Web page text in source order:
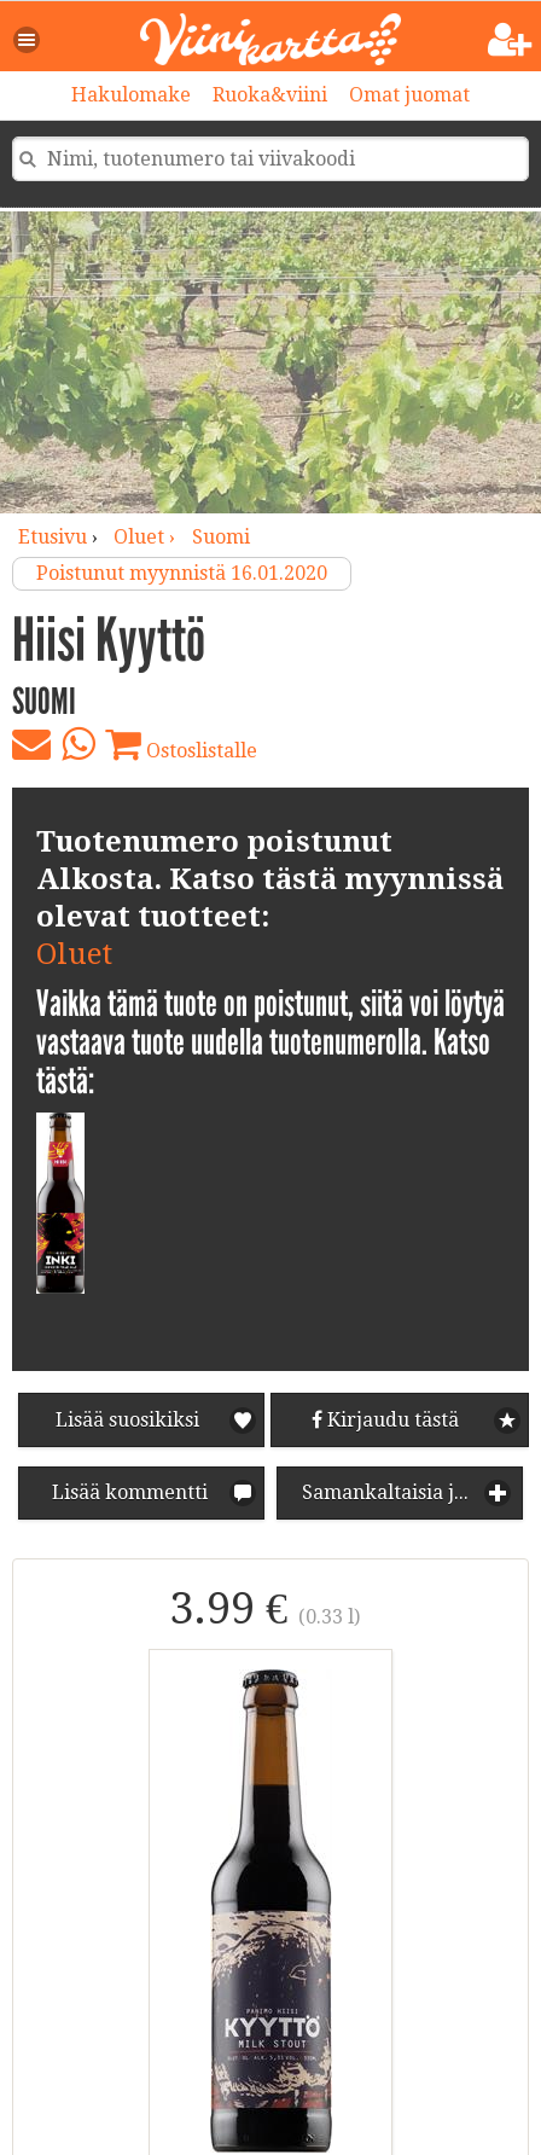
Hakulomake Ruoka&viini Omat juomat
Etusivu› Oluet ›
Suomi
Poistunut myynnistä 16.01.2020
Hiisi Kyyttö
SUOMI
Ostoslistalle
Tuotenumero poistunut
Alkosta. Katso tästä myynnissä
olevat tuotteet:
Oluet
Vaikka tämä tuote on poistunut, siitä voi löytyä
vastaava tuote uudella tuotenumerolla. Katso
tästä:
Lisää suosikiksi Kirjaudu tästä
Lisää kommentti Samankaltaisia juomia
3.99 € (0.33 l)